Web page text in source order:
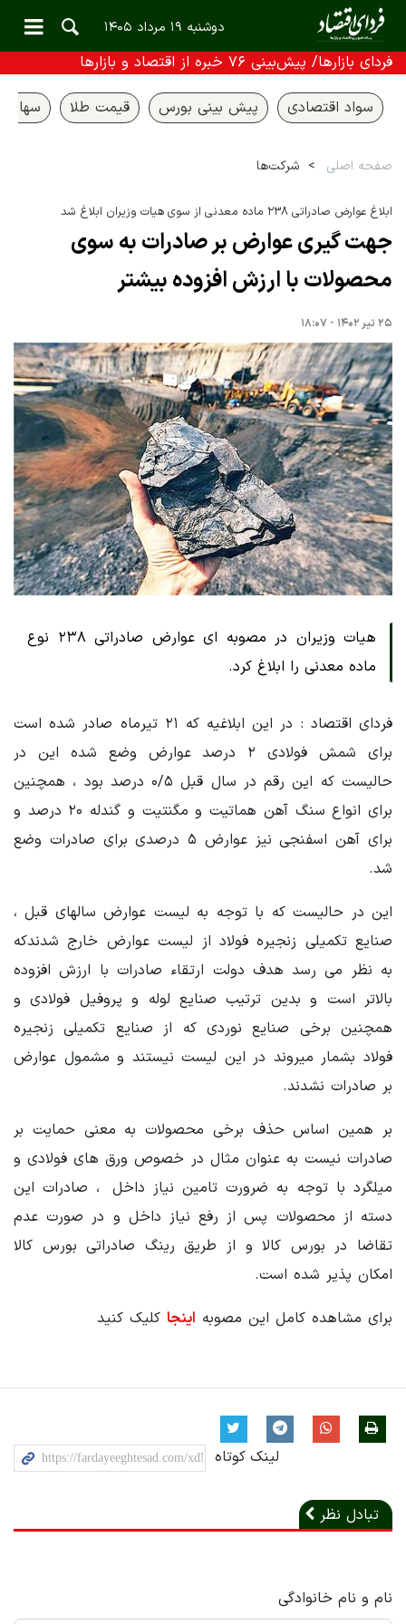
دوشنبه ۱۹ مرداد ۱۴۰۵
فردای بازارها/ پیش‌بینی ۷۶ خبره از اقتصاد و بازارها
سواد اقتصادی پیش بینی بورس قیمت طلا سهام
صفحه اصلی شرکت‌ها
ابلاغ عوارض صادراتی ۲۳۸ ماده معدنی از سوی هیات وزیران ابلاغ شد
جهت گیری عوارض بر صادرات به سوی
محصولات با ارزش افزوده بیشتر
۲۵ تیر ۱۴۰۲ - ۱۸:۰۷
هیات وزیران در مصوبه ای عوارض صادراتی ۲۳۸ نوع
ماده معدنی را ابلاغ کرد.
فردای اقتصاد : در این ابلاغیه که ۲۱ تیرماه صادر شده است
برای شمش فولادی ۲ درصد عوارض وضع شده این در
حالیست که این رقم در سال قبل ۰/۵ درصد بود ، همچنین
برای انواع سنگ آهن هماتیت و مگنتیت و گندله ۲۰ درصد و
برای آهن اسفنجی نیز عوارض ۵ درصدی برای صادرات وضع
شد.
این در حالیست که با توجه به لیست عوارض سالهای قبل ،
صنایع تکمیلی زنجیره فولاد از لیست عوارض خارج شدندکه
به نظر می رسد هدف دولت ارتقاء صادرات با ارزش افزوده
بالاتر است و بدین ترتیب صنایع لوله و پروفیل فولادی و
همچنین برخی صنایع نوردی که از صنایع تکمیلی زنجیره
فولاد بشمار میروند در این لیست نیستند و مشمول عوارض
بر صادرات نشدند.
بر همین اساس حذف برخی محصولات به معنی حمایت بر
صادرات نیست به عنوان مثال در خصوص ورق های فولادی و
میلگرد با توجه به ضرورت تامین نیاز داخل ، صادرات این
دسته از محصولات پس از رفع نیاز داخل و در صورت عدم
تقاضا در بورس کالا و از طریق رینگ صادراتی بورس کالا
امکان پذیر شده است.
برای مشاهده کامل این مصوبه اینجا کلیک کنید
لینک کوتاه
تبادل نظر
نام و نام خانوادگی